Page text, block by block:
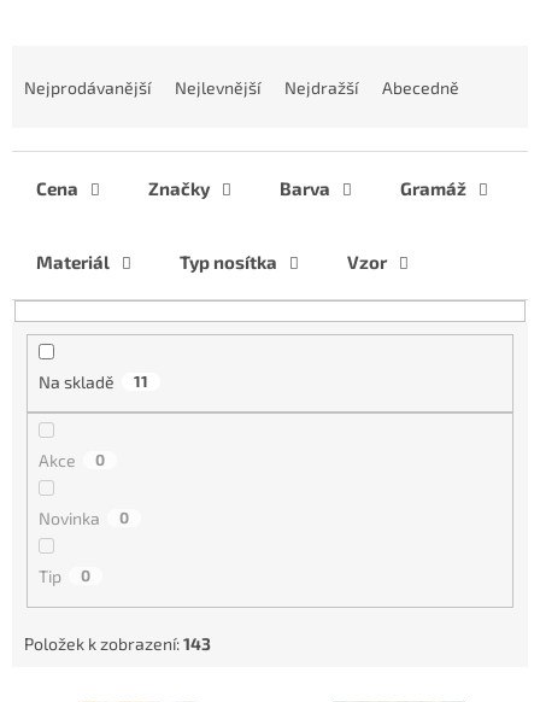
d
u
Nejprodávanější Nejlevnější Nejdražší Abecedně
Cena Značky Barva Gramáž
Materiál Typ nosítka Vzor
Na skladě 11
Akce 0
Novinka 0
Tip 0
Položek k zobrazení:143